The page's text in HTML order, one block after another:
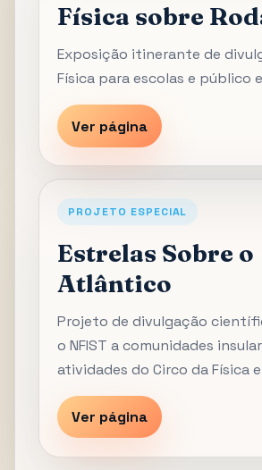
Física sobre
Exposição itinerante de
Física para escolas e público
Ver página
PROJETO ESPECIAL
Estrelas Sobre o
Atlântico
Projeto de divulgação
o NFIST a comunidades
atividades do Circo da Física
Ver página